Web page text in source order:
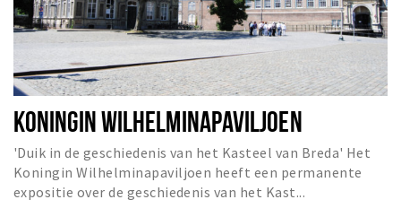
KONINGIN WILHELMINAPAVILJOEN
'Duik in de geschiedenis van het Kasteel van Breda' Het
Koningin Wilhelminapaviljoen heeft een permanente
expositie over de geschiedenis van het Kast...